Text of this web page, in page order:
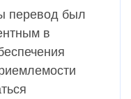
перевод был
в